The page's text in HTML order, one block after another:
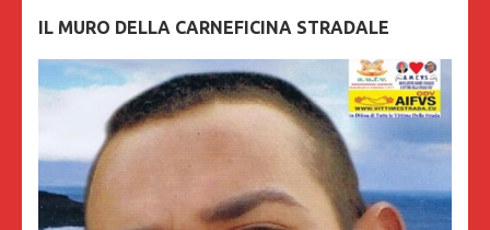
IL MURO DELLA CARNEFICINA STRADALE